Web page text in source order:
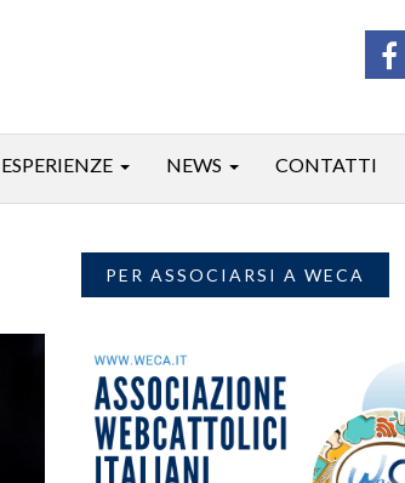
ESPERIENZE NEWS CONTATTI
PER ASSOCIARSI A WECA